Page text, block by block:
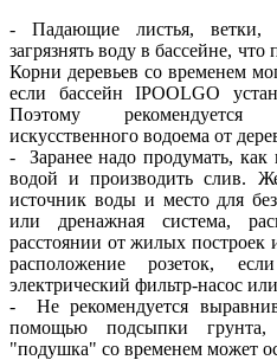
- Падающие листья, ветки,
загрязнять воду в бассейне, что
Корни деревьев со временем
если бассейн IPOOLGO
Поэтому рекомендуется
искусственного водоема от
- Заранее надо продумать, как
водой и производить слив.
источник воды и место для
или дренажная система,
расстоянии от жилых построек
расположение розеток,
электрический фильтр-насос
- Не рекомендуется
помощью подсыпки
"подушка" со временем может